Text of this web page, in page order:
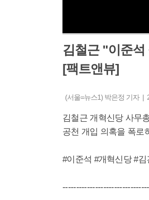
김철근 "이준
[팩트앤뷰]
(서울=뉴스1) 박은정 기자 |
김철근 개혁신당 사무
공천 개입 의혹을 폭로
#이준석 #개혁신당 #김